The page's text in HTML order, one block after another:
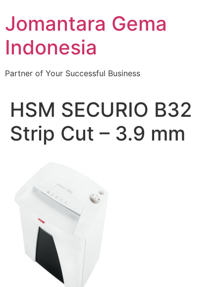
content
Jomantara Gema
Indonesia
Partner of Your Successful Business
HSM SECURIO B32
Strip Cut – 3.9 mm